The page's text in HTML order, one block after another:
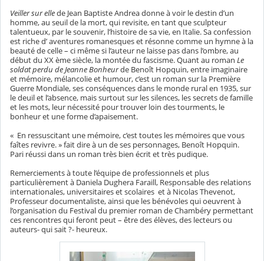
Veiller sur ellede Jean Baptiste Andrea donne à voir le destin d’un
homme, au seuil de la mort, qui revisite, en tant que sculpteur
talentueux, par le souvenir, l’histoire de sa vie, en Italie. Sa confession
est riche d’ aventures romanesques et résonne comme un hymne à la
beauté de celle – ci même si l’auteur ne laisse pas dans l’ombre, au
début du XX ème siècle, la montée du fascisme. Quant au roman Le
soldat perdu de Jeanne Bonheurde Benoît Hopquin, entre imaginaire
et mémoire, mélancolie et humour, c’est un roman sur la Première
Guerre Mondiale, ses conséquences dans le monde rural en 1935, sur
le deuil et l’absence, mais surtout sur les silences, les secrets de famille
et les mots, leur nécessité pour trouver loin des tourments, le
bonheur et une forme d’apaisement.
« En ressuscitant une mémoire, c’est toutes les mémoires que vous
faîtes revivre. » fait dire à un de ses personnages, Benoît Hopquin.
Pari réussi dans un roman très bien écrit et très pudique.
Remerciements à toute l’équipe de professionnels et plus
particulièrement à Daniela Dughera Faraill, Responsable des relations
internationales, universitaires et scolaires et à Nicolas Thevenot,
Professeur documentaliste, ainsi que les bénévoles qui oeuvrent à
l’organisation du Festival du premier roman de Chambéry permettant
ces rencontres qui feront peut – être des élèves, des lecteurs ou
auteurs- qui sait ?- heureux.